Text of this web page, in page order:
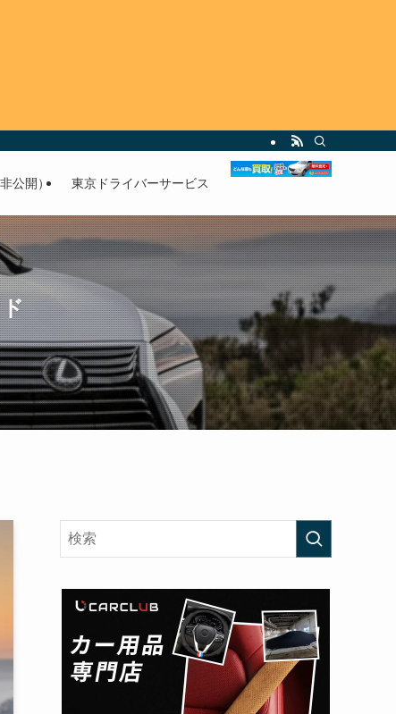
公開） 東京ドライバーサービス